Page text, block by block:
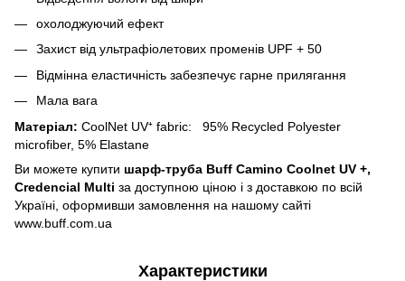
охолоджуючий ефект
Захист від ультрафіолетових променів UPF + 50
Відмінна еластичність забезпечує гарне прилягання
Мала вага
Матеріал: CoolNet UV⁺ fabric: 95% Recycled Polyester
microfiber, 5% Elastane
Ви можете купити шарф-труба Buff Camino Coolnet UV +,
Credencial Multi за доступною ціною і з доставкою по всій
Україні, оформивши замовлення на нашому сайті
www.buff.com.ua
Характеристики